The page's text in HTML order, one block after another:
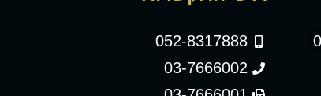
052-8317888
03-7666002